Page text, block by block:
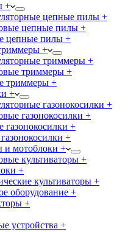
+
цепные пилы +
цепные пилы +
цепные пилы +
+
триммеры +
триммеры +
триммеры +
+
газонокосилки +
газонокосилки +
газонокосилки +
+
и мотоблоки +
культиваторы +
+
культиваторы +
оборудование +
+
устройства +